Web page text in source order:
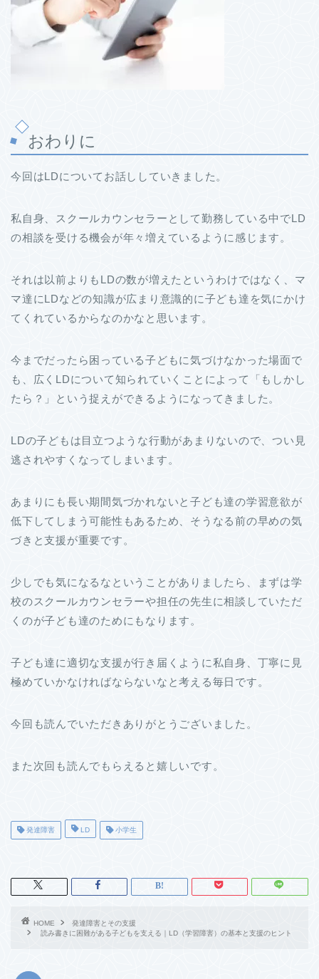
おわりに
今回はLDについてお話ししていきました。
私自身、スクールカウンセラーとして勤務している中でLD
の相談を受ける機会が年々増えているように感じます。
それは以前よりもLDの数が増えたというわけではなく、マ
マ達にLDなどの知識が広まり意識的に子ども達を気にかけ
てくれているからなのかなと思います。
今までだったら困っている子どもに気づけなかった場面で
も、広くLDについて知られていくことによって「もしかし
たら？」という捉えができるようになってきました。
LDの子どもは目立つような行動があまりないので、つい見
逃されやすくなってしまいます。
あまりにも長い期間気づかれないと子ども達の学習意欲が
低下してしまう可能性もあるため、そうなる前の早めの気
づきと支援が重要です。
少しでも気になるなということがありましたら、まずは学
校のスクールカウンセラーや担任の先生に相談していただ
くのが子ども達のためにもなります。
子ども達に適切な支援が行き届くように私自身、丁寧に見
極めていかなければならないなと考える毎日です。
今回も読んでいただきありがとうございました。
また次回も読んでもらえると嬉しいです。
発達障害 LD 小学生
HOME
発達障害とその支援
読み書きに困難がある子どもを支える｜LD（学習障害）の基本と支援のヒント